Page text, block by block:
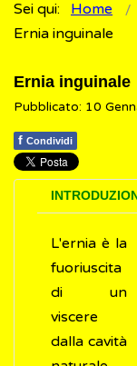
Sei qui: Home
Ernia inguinale
Ernia inguinale
Pubblicato: 10
f Condividi
L'ernia è la
fuoriuscita
di un
viscere
dalla cavità